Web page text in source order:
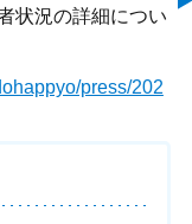
状況の詳細につい
press/202